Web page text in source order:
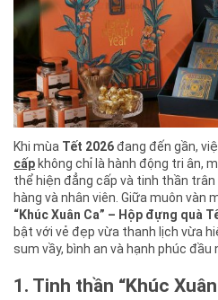
Khi mùa Tết 2026đang đến gần,
cấp không chỉ là hành động tri ân,
thể hiện đẳng cấp và tinh thần
hàng và nhân viên. Giữa muôn vàn
“Khúc Xuân Ca” – Hộp đựng quà
bật với vẻ đẹp vừa thanh lịch vừa
sum vầy, bình an và hạnh phúc đầu
1. Tinh thần “Khúc